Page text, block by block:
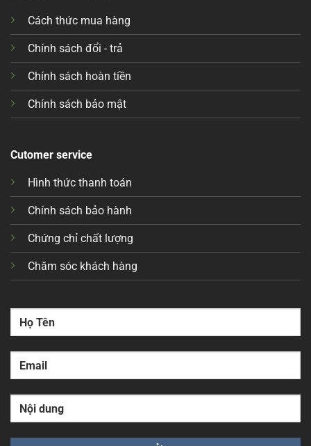
Cách thức mua hàng
Chính sách đổi - trả
Chính sách hoàn tiền
Chính sách bảo mật
Cutomer service
Hình thức thanh toán
Chính sách bảo hành
Chứng chỉ chất lượng
Chăm sóc khách hàng